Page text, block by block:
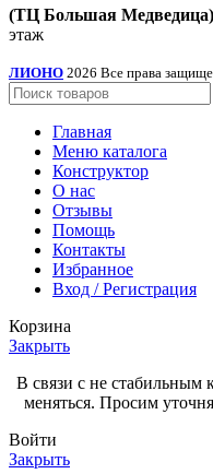
(ТЦ Большая Медведица)
этаж
ЛИОНО 2026 Все права
Главная
Меню каталога
Конструктор
О нас
Отзывы
Помощь
Контакты
Избранное
Вход / Регистрация
Корзина
Закрыть
В связи с не стабильным
меняться. Просим
Войти
Закрыть